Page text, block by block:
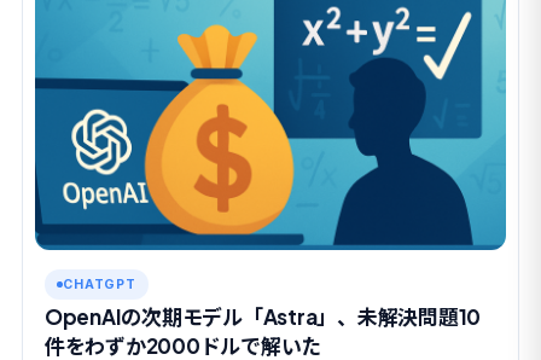
CHATGPT
OpenAIの次期モデル「Astra」、未解決問題10
件をわずか2000ドルで解いた